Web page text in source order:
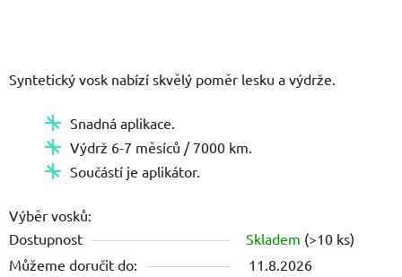
Syntetický vosk nabízí skvělý poměr lesku a výdrže.
Snadná aplikace.
Výdrž 6-7 měsíců / 7000 km.
Součástí je aplikátor.
Výběr vosků:
Dostupnost
Skladem (>10 ks)
Můžeme doručit do:
11.8.2026